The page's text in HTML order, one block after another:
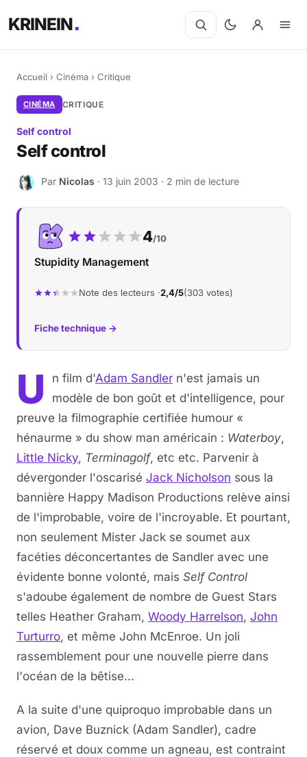
KRINEIN
Accueil › Cinéma › Critique
CINÉMA CRITIQUE
Self control
Self control
N Par Nicolas · 13 juin 2003 · 2 min de lecture
Notre note :
4/10
Stupidity Management
Note des lecteurs ·2,4/5(303 votes)
Fiche technique →
U n film d'Adam Sandler n'est jamais un
modèle de bon goût et d'intelligence, pour
preuve la filmographie certifiée humour «
hénaurme » du show man américain : Waterboy,
Little Nicky, Terminagolf, etc etc. Parvenir à
dévergonder l'oscarisé Jack Nicholson sous la
bannière Happy Madison Productions relève ainsi
de l'improbable, voire de l'incroyable. Et pourtant,
non seulement Mister Jack se soumet aux
facéties déconcertantes de Sandler avec une
évidente bonne volonté, mais Self Control
s'adoube également de nombre de Guest Stars
telles Heather Graham, Woody Harrelson, John
Turturro, et même John McEnroe. Un joli
rassemblement pour une nouvelle pierre dans
l'océan de la bêtise...
A la suite d'une quiproquo improbable dans un
avion, Dave Buznick (Adam Sandler), cadre
réservé et doux comme un agneau, est contraint